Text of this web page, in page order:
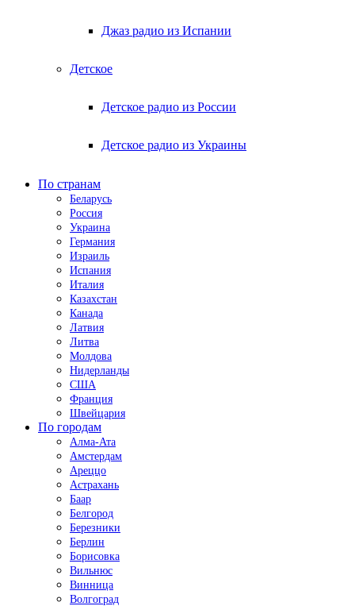
Джаз радио из Испании
Детское
Детское радио из России
Детское радио из Украины
По странам
Беларусь
Россия
Украина
Германия
Израиль
Испания
Италия
Казахстан
Канада
Латвия
Литва
Молдова
Нидерланды
США
Франция
Швейцария
По городам
Алма-Ата
Амстердам
Ареццо
Астрахань
Баар
Белгород
Березники
Берлин
Борисовка
Вильнюс
Винница
Волгоград